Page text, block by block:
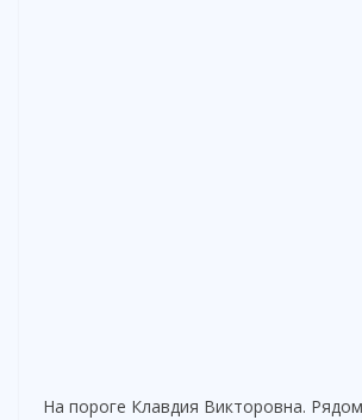
На пороге Клавдия Викторовна.